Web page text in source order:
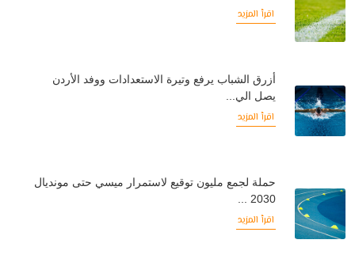
اقرأ المزيد
أزرق الشباب يرفع وتيرة الاستعدادات ووفد الأردن
يصل الي...
اقرأ المزيد
حملة لجمع مليون توقيع لاستمرار ميسي حتى مونديال
2030 ...
اقرأ المزيد